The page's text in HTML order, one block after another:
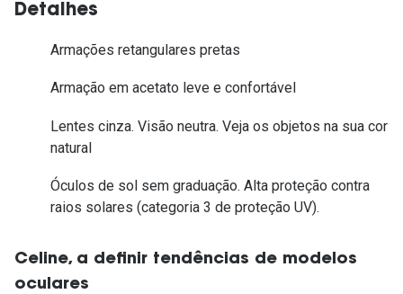
Detalhes
Armações retangulares pretas
Armação em acetato leve e confortável
Lentes cinza. Visão neutra. Veja os objetos na sua cor
natural
Óculos de sol sem graduação. Alta proteção contra
raios solares (categoria 3 de proteção UV).
Celine, a definir tendências de modelos
oculares